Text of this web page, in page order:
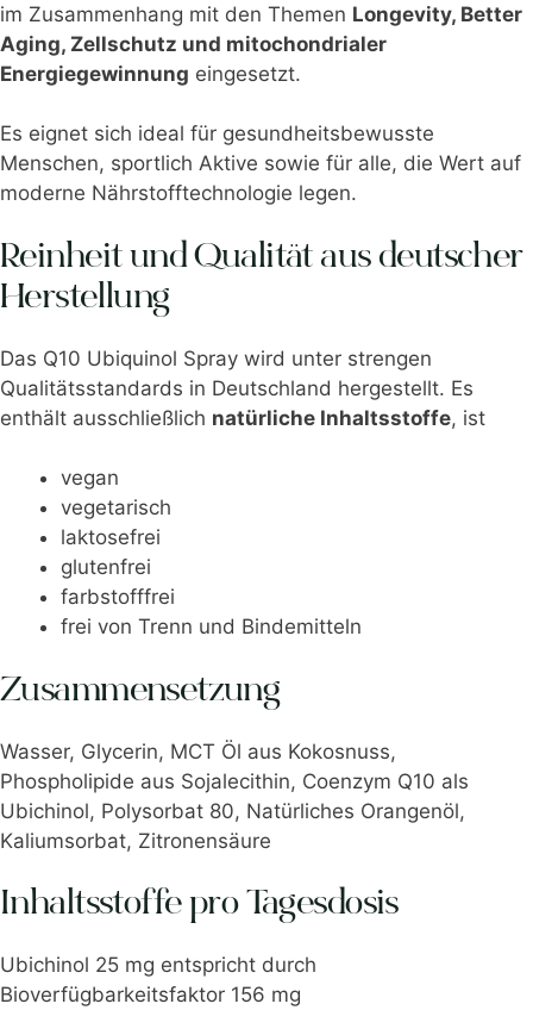
im Zusammenhang mit den Themen Longevity, Better
Aging, Zellschutz und mitochondrialer
Energiegewinnung eingesetzt.
Es eignet sich ideal für gesundheitsbewusste
Menschen, sportlich Aktive sowie für alle, die Wert auf
moderne Nährstofftechnologie legen.
Reinheit und Qualität aus deutscher
Herstellung
Das Q10 Ubiquinol Spray wird unter strengen
Qualitätsstandards in Deutschland hergestellt. Es
enthält ausschließlich natürliche Inhaltsstoffe, ist
vegan
vegetarisch
laktosefrei
glutenfrei
farbstofffrei
frei von Trenn und Bindemitteln
Zusammensetzung
Wasser, Glycerin, MCT Öl aus Kokosnuss,
Phospholipide aus Sojalecithin, Coenzym Q10 als
Ubichinol, Polysorbat 80, Natürliches Orangenöl,
Kaliumsorbat, Zitronensäure
Inhaltsstoffe pro Tagesdosis
Ubichinol 25 mg entspricht durch
Bioverfügbarkeitsfaktor 156 mg